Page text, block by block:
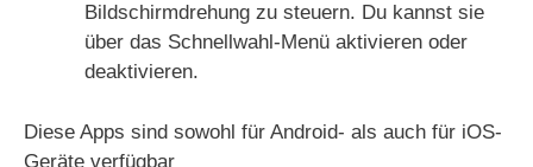
Bildschirmdrehung zu steuern. Du kannst sie
über das Schnellwahl-Menü aktivieren oder
deaktivieren.
Diese Apps sind sowohl für Android- als auch für iOS-
Geräte verfügbar